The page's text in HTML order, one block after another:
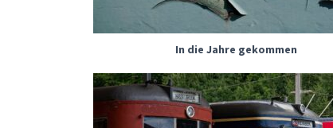
In die Jahre gekommen